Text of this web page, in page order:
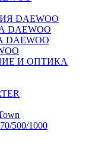
DAEWOO
И ОПТИКА
500/1000